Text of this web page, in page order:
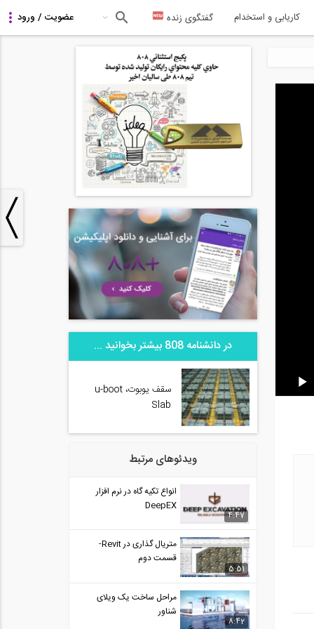
کاریابی و استخدام گفتگوی زنده
در دانشنامه 808 بیشتر بخوانید ...
سقف یوبوت، u-boot
Slab
ویدئوهای مرتبط
4:47
انواع تکیه گاه در نرم افزار
DeepEX
5:51
متریال گذاری در Revit-
قسمت دوم
8:42
مراحل ساخت یک ویلای
شناور